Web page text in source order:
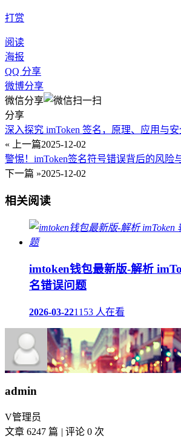
打赏
阅读
海报
QQ 分享
微博分享
微信分享
分享
深入探究 imToken 签名，原理、应用与
« 上一篇2025-12-02
警惕！imToken签名符号错误背后的风险
下一篇 »2025-12-02
相关阅读
imtoken钱包最新版-解析
名错误问题
2026-03-221153 人在看
admin
V管理员
文章 6247 篇 | 评论 0 次